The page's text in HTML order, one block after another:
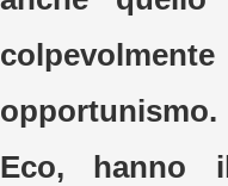
Eco, hanno